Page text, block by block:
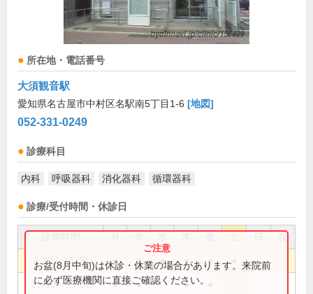
所在地・電話番号
大須観音駅
愛知県名古屋市中村区名駅南5丁目1-6 [地図]
052-331-0249
診療科目
内科 呼吸器科 消化器科 循環器科
診療/受付時間・休診日
祝
9:30～13:00 ● ● ● ● ●
16:30～19:00 ● ● ●
お盆(8月中旬)は休診・休業の場合があります。来院前
に必ず医療機関に直接ご確認ください。